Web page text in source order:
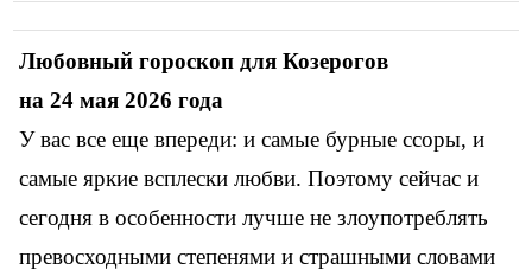
Любовный гороскоп для Козерогов
на 24 мая 2026 года
У вас все еще впереди: и самые бурные ссоры, и
самые яркие всплески любви. Поэтому сейчас и
сегодня в особенности лучше не злоупотреблять
превосходными степенями и страшными словами